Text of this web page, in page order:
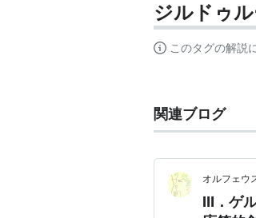
ジルドゥ
このタグの解説
関連ブログ
オルフェウ
Ⅲ．ゲ